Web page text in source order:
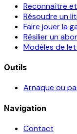
Reconnaître
Résoudre un
Faire jouer la
Résilier un
Modèles de
Outils
Arnaque ou
Navigation
Contact